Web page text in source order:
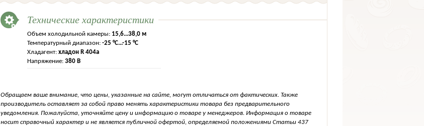
Технические характеристики
Объем холодильной камеры: 15,6...38,0 м
Температурный диапазон: -25 °C...-15 °C
Хладагент: хладон R 404а
Напряжение: 380 В
Обращаем ваше внимание, что цены, указанные на сайте, могут отличаться от фактических. Также
производитель оставляет за собой право менять характеристики товара без предварительного
уведомления. Пожалуйста, уточняйте цену и информацию о товаре у менеджеров. Информация о товаре
носит справочный характер и не является публичной офертой, определяемой положениями Статьи 437